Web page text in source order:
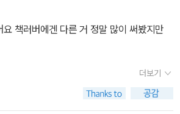
요 책러버에겐 다른 거 정말 많이 써봤지만
더보기